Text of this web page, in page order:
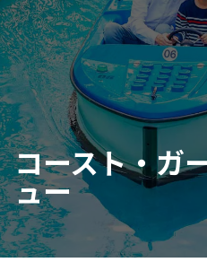
コースト・ガ
ュー